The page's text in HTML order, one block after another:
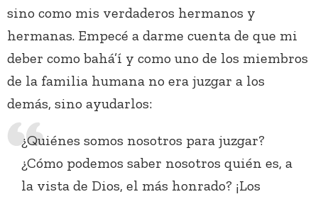
sino como mis verdaderos hermanos y
hermanas. Empecé a darme cuenta de que mi
deber como bahá’í y como uno de los miembros
de la familia humana no era juzgar a los
demás, sino ayudarlos:
¿Quiénes somos nosotros para juzgar?
¿Cómo podemos saber nosotros quién es, a
la vista de Dios, el más honrado? ¡Los